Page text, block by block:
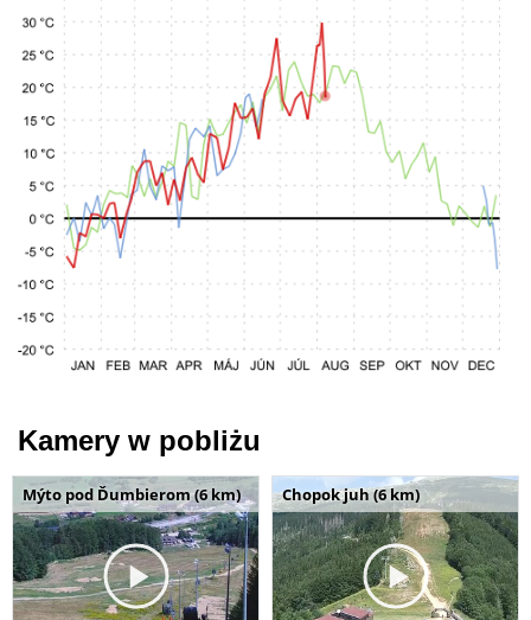
Kamery w pobliżu
Mýto pod Ďumbierom (6 km) Chopok juh (6 km)